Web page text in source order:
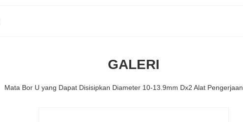
GALERI
Mata Bor U yang Dapat Disisipkan Diameter 10-13.9mm Dx2 Alat